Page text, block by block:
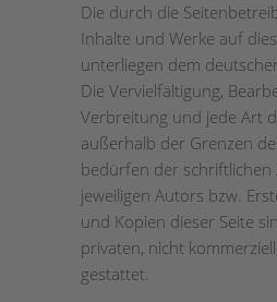
Die durch die
Inhalte und Werke auf
unterliegen dem
Die Vervielfältigung,
Verbreitung und jede Art
außerhalb der Grenzen
bedürfen der schriftlichen
jeweiligen Autors bzw.
und Kopien dieser Seite
privaten, nicht
gestattet.